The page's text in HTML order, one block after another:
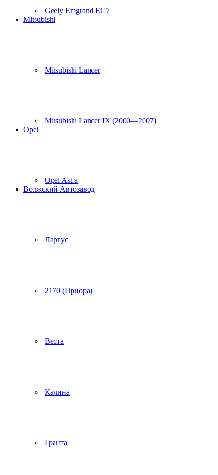
Geely Emgrand EC7
Mitsubishi
Mitsubishi Lancer
Mitsubishi Lancer IX (2000—2007)
Opel
Opel Astra
Волжский Автозавод
Ларгус
2170 (Приора)
Веста
Калина
Гранта